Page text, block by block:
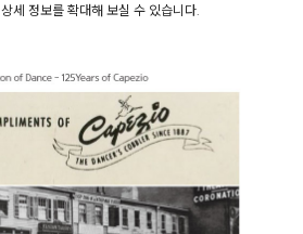
상세 정보를 확대해 보실 수 있습니다.